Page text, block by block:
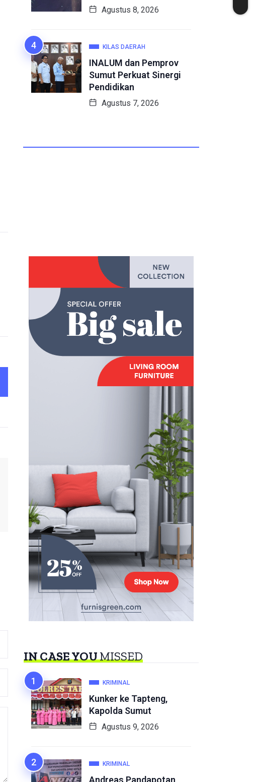
Agustus 8, 2026
KILAS DAERAH
INALUM dan Pemprov
Sumut Perkuat Sinergi
Pendidikan
Agustus 7, 2026
IN CASE YOUMISSED
KRIMINAL
Kunker ke Tapteng,
Kapolda Sumut
Agustus 9, 2026
KRIMINAL
Andreas Pandapotan